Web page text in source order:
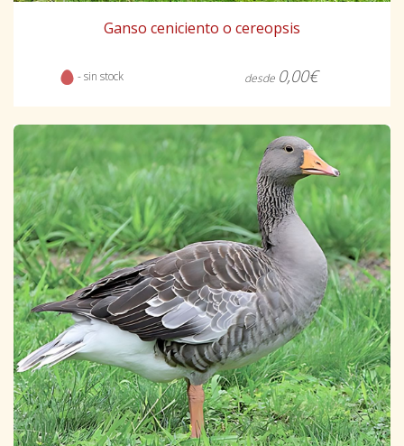
Ganso ceniciento o cereopsis
- sin stock desde 0,00€